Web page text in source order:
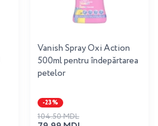
Vanish Spray Oxi Action
500ml pentru îndepărtarea
petelor
-23%
104.50 MDL